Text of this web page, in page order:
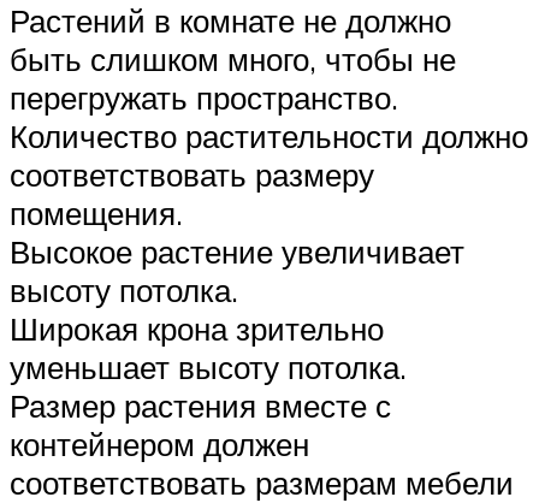
Растений в комнате не должно
быть слишком много, чтобы не
перегружать пространство.
Количество растительности должно
соответствовать размеру
помещения.
Высокое растение увеличивает
высоту потолка.
Широкая крона зрительно
уменьшает высоту потолка.
Размер растения вместе с
контейнером должен
соответствовать размерам мебели